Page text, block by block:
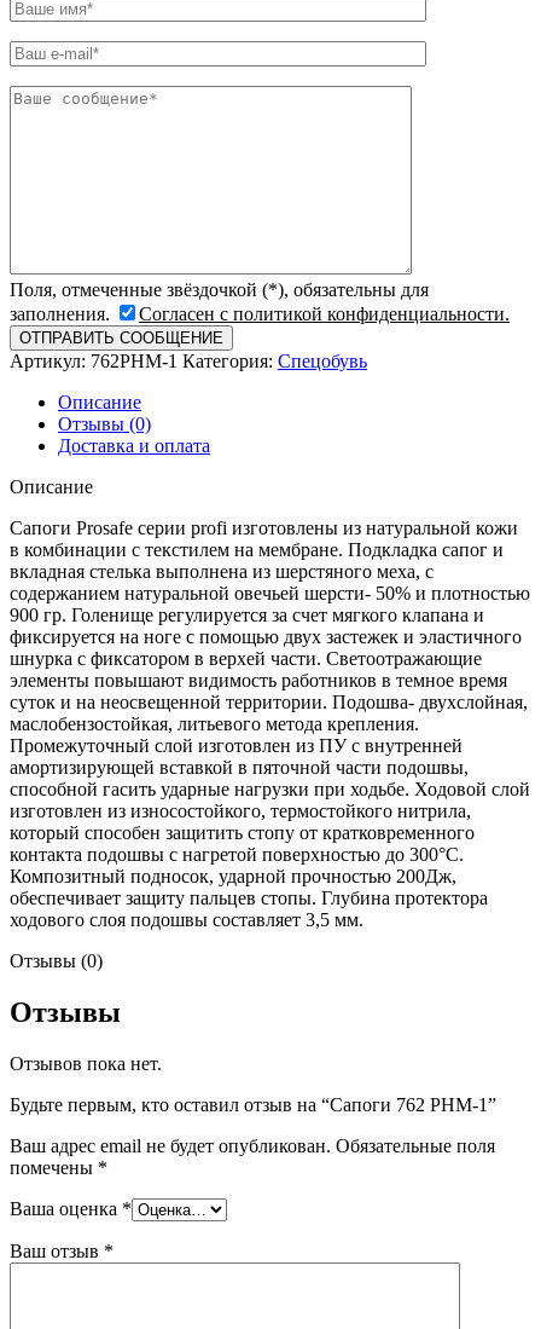
Поля, отмеченные звёздочкой (*), обязательны для
заполнения.
Согласен с политикой конфиденциальности.
Артикул: 762РНМ-1 Категория: Спецобувь
Описание
Отзывы (0)
Доставка и оплата
Описание
Сапоги Prosafe серии profi изготовлены из натуральной кожи
в комбинации с текстилем на мембране. Подкладка сапог и
вкладная стелька выполнена из шерстяного меха, с
содержанием натуральной овечьей шерсти- 50% и плотностью
900 гр. Голенище регулируется за счет мягкого клапана и
фиксируется на ноге с помощью двух застежек и эластичного
шнурка с фиксатором в верхей части. Светоотражающие
элементы повышают видимость работников в темное время
суток и на неосвещенной территории. Подошва- двухслойная,
маслобензостойкая, литьевого метода крепления.
Промежуточный слой изготовлен из ПУ с внутренней
амортизирующей вставкой в пяточной части подошвы,
способной гасить ударные нагрузки при ходьбе. Ходовой слой
изготовлен из износостойкого, термостойкого нитрила,
который способен защитить стопу от кратковременного
контакта подошвы с нагретой поверхностью до 300°С.
Композитный подносок, ударной прочностью 200Дж,
обеспечивает защиту пальцев стопы. Глубина протектора
ходового слоя подошвы составляет 3,5 мм.
Отзывы (0)
Отзывы
Отзывов пока нет.
Будьте первым, кто оставил отзыв на “Сапоги 762 РНМ-1”
Ваш адрес email не будет опубликован. Обязательные поля
помечены *
Ваша оценка *
Ваш отзыв *